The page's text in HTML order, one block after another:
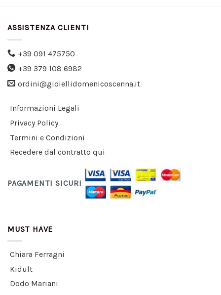
ASSISTENZA CLIENTI
+39 091 475750
+39 379 108 6982
ordini@gioiellidomenicoscenna.it
Informazioni Legali
Privacy Policy
Termini e Condizioni
Recedere dal contratto qui
PAGAMENTI SICURI
MUST HAVE
Chiara Ferragni
Kidult
Dodo Mariani